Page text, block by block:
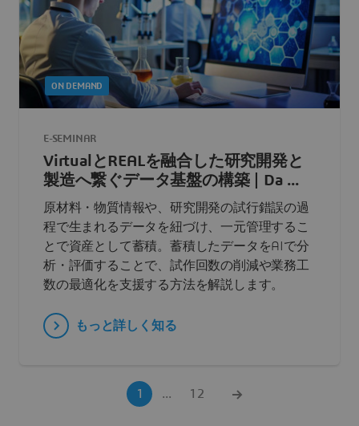
ON DEMAND
E-SEMINAR
VirtualとREALを融合した研究開発と
製造へ繋ぐデータ基盤の構築 | Da ...
原材料・物質情報や、研究開発の試行錯誤の過
程で生まれるデータを紐づけ、一元管理するこ
とで資産として蓄積。蓄積したデータをAIで分
析・評価することで、試作回数の削減や業務工
数の最適化を支援する方法を解説します。
もっと詳しく知る
1 ... 12